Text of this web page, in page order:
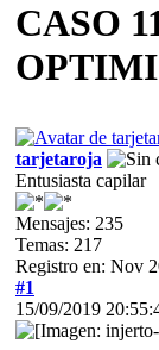
CASO
tarjetaroja
Entusiasta capilar
Mensajes: 235
Temas: 217
Registro en: Nov
#1
15/09/2019